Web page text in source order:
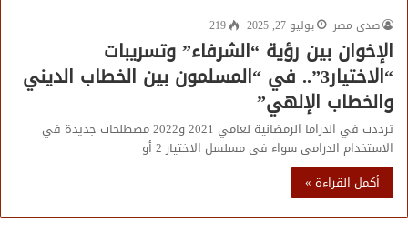
صدى مصر
يوليو 27, 2025 219
الإخوان بين رؤية “الشرفاء” وتسريبات
“الاختيار3”.. في “المسلمون بين الخطاب الديني
والخطاب الإلهي”
ترددت في الدراما الرمضانية لعامي 2021 و2022 مصطلحات جديدة في
الاستخدام الدرامى سواء في مسلسل الاختيار 2 أو
أكمل القراءة »